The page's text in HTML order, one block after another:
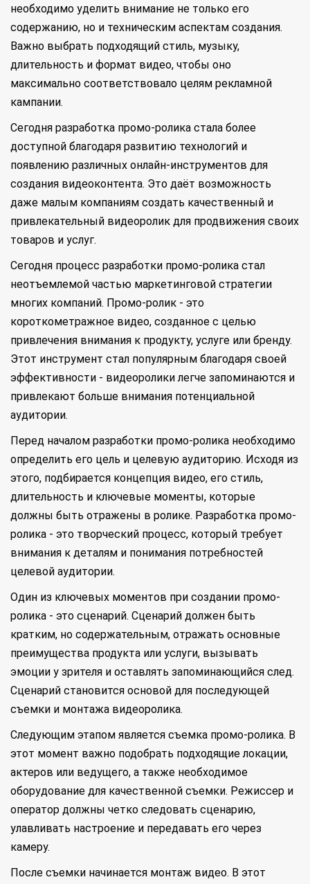
необходимо уделить внимание не только его
содержанию, но и техническим аспектам создания.
Важно выбрать подходящий стиль, музыку,
длительность и формат видео, чтобы оно
максимально соответствовало целям рекламной
кампании.
Сегодня разработка промо-ролика стала более
доступной благодаря развитию технологий и
появлению различных онлайн-инструментов для
создания видеоконтента. Это даёт возможность
даже малым компаниям создать качественный и
привлекательный видеоролик для продвижения своих
товаров и услуг.
Сегодня процесс разработки промо-ролика стал
неотъемлемой частью маркетинговой стратегии
многих компаний. Промо-ролик - это
короткометражное видео, созданное с целью
привлечения внимания к продукту, услуге или бренду.
Этот инструмент стал популярным благодаря своей
эффективности - видеоролики легче запоминаются и
привлекают больше внимания потенциальной
аудитории.
Перед началом разработки промо-ролика необходимо
определить его цель и целевую аудиторию. Исходя из
этого, подбирается концепция видео, его стиль,
длительность и ключевые моменты, которые
должны быть отражены в ролике. Разработка промо-
ролика - это творческий процесс, который требует
внимания к деталям и понимания потребностей
целевой аудитории.
Один из ключевых моментов при создании промо-
ролика - это сценарий. Сценарий должен быть
кратким, но содержательным, отражать основные
преимущества продукта или услуги, вызывать
эмоции у зрителя и оставлять запоминающийся след.
Сценарий становится основой для последующей
съемки и монтажа видеоролика.
Следующим этапом является съемка промо-ролика. В
этот момент важно подобрать подходящие локации,
актеров или ведущего, а также необходимое
оборудование для качественной съемки. Режиссер и
оператор должны четко следовать сценарию,
улавливать настроение и передавать его через
камеру.
После съемки начинается монтаж видео. В этот